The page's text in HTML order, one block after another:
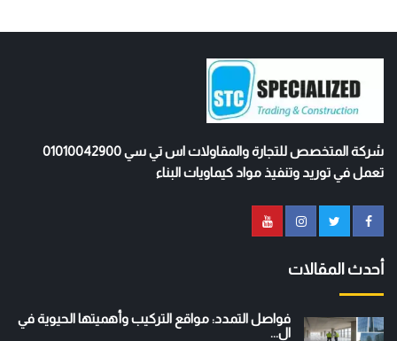
شركة المتخصص للتجارة والمقاولات اس تي سي 01010042900
تعمل في توريد وتنفيذ مواد كيماويات البناء
أحدث المقالات
فواصل التمدد: مواقع التركيب وأهميتها الحيوية في
ال...